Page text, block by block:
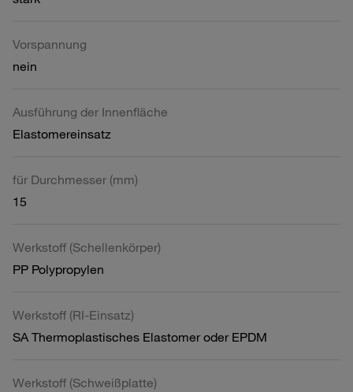
Vorspannung
nein
Ausführung der Innenfläche
Elastomereinsatz
für Durchmesser (mm)
15
Werkstoff (Schellenkörper)
PP Polypropylen
Werkstoff (RI-Einsatz)
SA Thermoplastisches Elastomer oder EPDM
Werkstoff (Schweißplatte)